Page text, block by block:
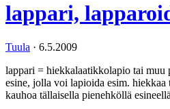
lappari,
Tuula · 6.5.2009
lappari = hiekkalaatikkolapio tai muu
esine, jolla voi lapioida esim.
kauhoa tällaisella pienehköllä esineellä